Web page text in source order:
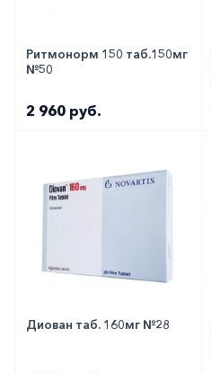
Ритмонорм 150 таб.150мг
№50
2 960 руб.
Диован таб. 160мг №28